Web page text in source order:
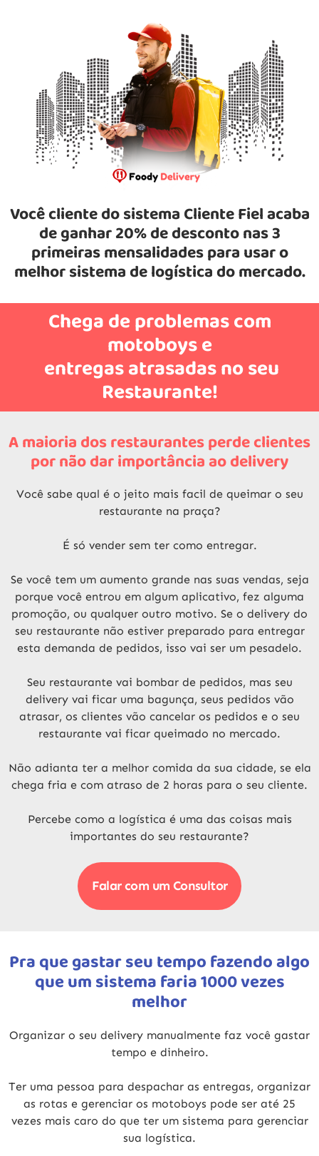
Você cliente do sistema Cliente Fiel acaba
de ganhar 20% de desconto nas 3
primeiras mensalidades para usar o
melhor sistema de logística do mercado.
Chega de problemas com
motoboys e
entregas atrasadas no seu
Restaurante!
A maioria dos restaurantes perde clientes
por não dar importância ao delivery
Você sabe qual é o jeito mais facil de queimar o seu
restaurante na praça?
É só vender sem ter como entregar.
Se você tem um aumento grande nas suas vendas, seja
porque você entrou em algum aplicativo, fez alguma
promoção, ou qualquer outro motivo. Se o delivery do
seu restaurante não estiver preparado para entregar
esta demanda de pedidos, isso vai ser um pesadelo.
Seu restaurante vai bombar de pedidos, mas seu
delivery vai ficar uma bagunça, seus pedidos vão
atrasar, os clientes vão cancelar os pedidos e o seu
restaurante vai ficar queimado no mercado.
Não adianta ter a melhor comida da sua cidade, se ela
chega fria e com atraso de 2 horas para o seu cliente.
Percebe como a logística é uma das coisas mais
importantes do seu restaurante?
Falar com um Consultor
Pra que gastar seu tempo fazendo algo
que um sistema faria 1000 vezes
melhor
Organizar o seu delivery manualmente faz você gastar
tempo e dinheiro.
Ter uma pessoa para despachar as entregas, organizar
as rotas e gerenciar os motoboys pode ser até 25
vezes mais caro do que ter um sistema para gerenciar
sua logística.